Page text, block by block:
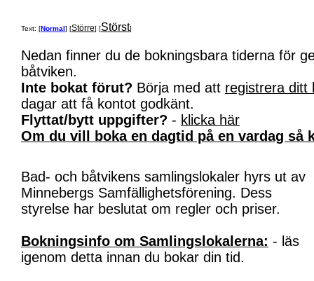
Text: [Normal] [Större] [Störst]
Nedan finner du de bokningsbara tiderna för
båtviken.
Inte bokat förut? Börja med att registrera ditt
dagar att få kontot godkänt.
Flyttat/bytt uppgifter? - klicka här
Om du vill boka en dagtid på en vardag så
Bad- och båtvikens samlingslokaler hyrs ut av
Minnebergs Samfällighetsförening. Dess
styrelse har beslutat om regler och priser.
Bokningsinfo om Samlingslokalerna: - läs
igenom detta innan du bokar din tid.